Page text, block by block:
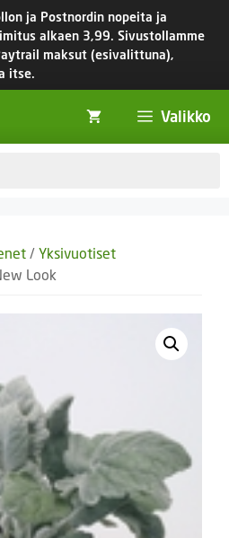
ja Postnordin nopeita ja
alkaen 3,99. Sivustollamme
maksut (esivalittuna),
itse.
Valikko
/ Yksivuotiset
Look